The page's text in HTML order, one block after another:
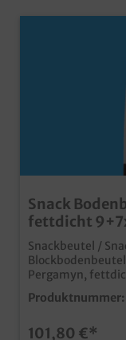
Snack
Snackbeutel /
Pergamyn,
praktische kleine
fettdicht durch
werden ideal für kleine Snacks, Fingerfood,
Produktnummer:
101,80 €*